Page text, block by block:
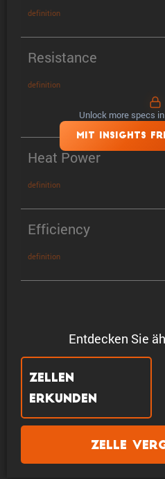
Entdecken Sie
Zellen
erkunden
Zelle
definition
Resistance
definition
Heat Power
definition
Efficiency
definition
Unlock more specs
MIT INSIGHTS